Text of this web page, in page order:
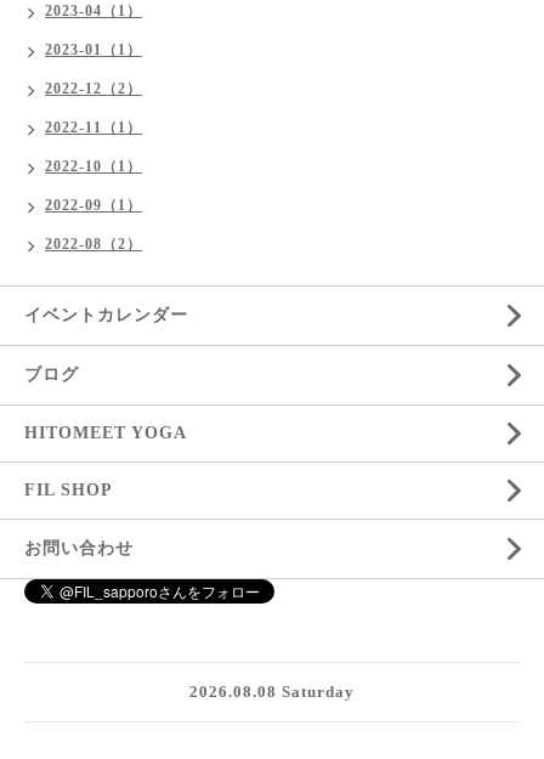
2023-04（1）
2023-01（1）
2022-12（2）
2022-11（1）
2022-10（1）
2022-09（1）
2022-08（2）
イベントカレンダー
ブログ
HITOMEET YOGA
FIL SHOP
お問い合わせ
2026.08.08 Saturday